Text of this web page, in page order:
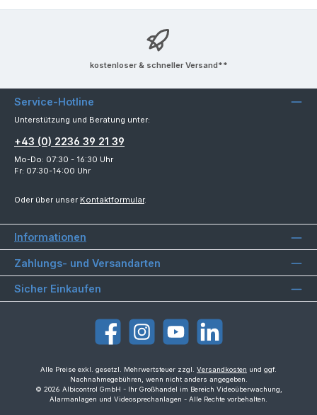
kostenloser & schneller Versand**
Service-Hotline
Unterstützung und Beratung unter:
+43 (0) 2236 39 21 39
Mo-Do: 07:30 - 16:30 Uhr
Fr: 07:30-14:00 Uhr
Oder über unser Kontaktformular.
Informationen
Zahlungs- und Versandarten
Sicher Einkaufen
FacebookInstagramYouTubeLinkedIn
Alle Preise exkl. gesetzl. Mehrwertsteuer zzgl. Versandkosten und ggf.
Nachnahmegebühren, wenn nicht anders angegeben.
© 2026 Albicontrol GmbH - Ihr Großhandel im Bereich Videoüberwachung,
Alarmanlagen und Videosprechanlagen - Alle Rechte vorbehalten.